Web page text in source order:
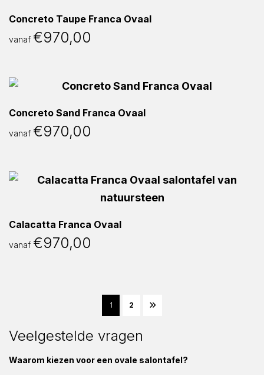
Concreto Taupe Franca Ovaal
vanaf €970,00
Concreto Sand Franca Ovaal
vanaf €970,00
Calacatta Franca Ovaal
vanaf €970,00
1 2
Veelgestelde vragen
Waarom kiezen voor een ovale salontafel?